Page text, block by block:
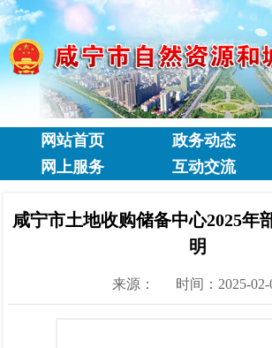
网站首页 政务动态
网上服务
互动交流
咸宁市土地收购储备中心2025年
明
来源： 时间：2025-02-